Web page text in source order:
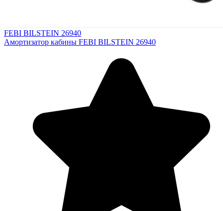
FEBI BILSTEIN 26940
Амортизатор кабины FEBI BILSTEIN 26940